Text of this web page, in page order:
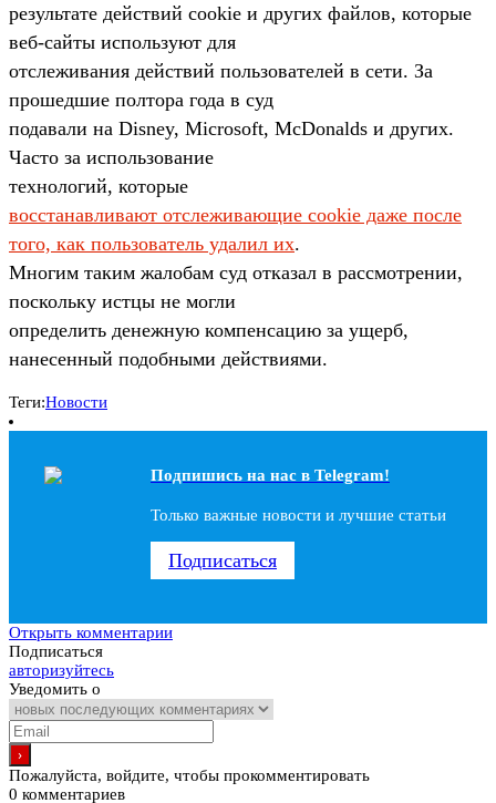
результате действий cookie и других файлов, которые
веб-сайты используют для
отслеживания действий пользователей в сети. За
прошедшие полтора года в суд
подавали на Disney, Microsoft, McDonalds и других.
Часто за использование
технологий, которые
восстанавливают отслеживающие cookie даже после
того, как пользователь удалил их.
Многим таким жалобам суд отказал в рассмотрении,
поскольку истцы не могли
определить денежную компенсацию за ущерб,
нанесенный подобными действиями.
Теги:Новости
Подпишись на наc в Telegram!
Только важные новости и лучшие статьи
Подписаться
Открыть комментарии
Подписаться
авторизуйтесь
Уведомить о
Пожалуйста, войдите, чтобы прокомментировать
0 комментариев